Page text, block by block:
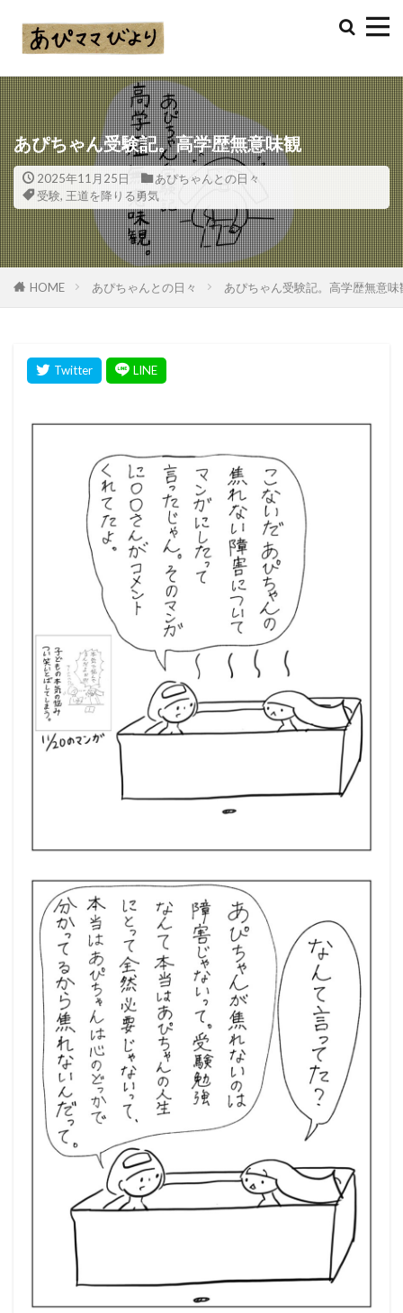
あぴちゃん受験記。高学歴無意味観
2025年11月25日
あぴちゃんとの日々
受験, 王道を降りる勇気
HOME あぴちゃんとの日々 あぴちゃん受験記。高学歴無意味